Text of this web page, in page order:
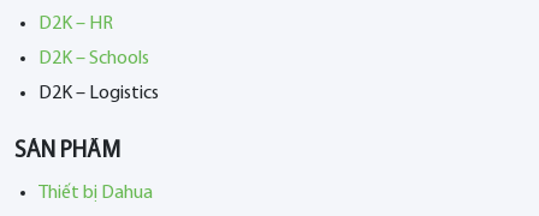
D2K – HR
D2K – Schools
D2K – Logistics
SẢN PHẨM
Thiết bị Dahua